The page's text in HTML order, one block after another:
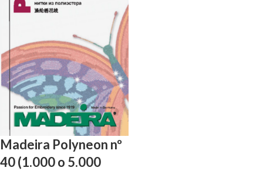
Madeira Polyneon nº
40 (1.000 o 5.000